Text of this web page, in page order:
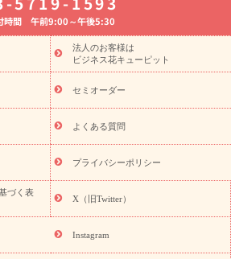
やみ お供え・お悔やみの花
・葬儀に贈る花 胡蝶蘭・花鉢
イベント
ひまわり ギフト・プレゼント
盆） 季節のイベント
お盆 花（新
盆・初盆）
お盆・お供え 花とセットギ
ザーブドフラワー
ひまわり ギフト・プ
り・お中元・暑中見舞い 花のギフト特集
フト・プレゼント特集
集
敬老の日 花のおすすめランキング
敬
・プレゼント特集
敬老の日 花とセットギ
敬老の日の花 全てのギフト一覧
キャン
なんです」キャンペーン
フト 誕生日フラワーギフト特集
誕生
ユリ トルコキキョウ
9月の誕生花(リンドウ)
誕生日セット
時間 午前9:00～午後5:30
法人のお客様は
ビジネス花キューピット
セミオーダー
よくある質問
プライバシーポリシー
づく表
X（旧Twitter）
Instagram